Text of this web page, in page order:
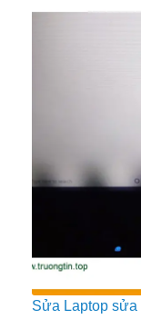
Sửa Laptop sửa